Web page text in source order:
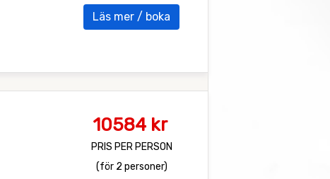
Läs mer / boka
10584 kr
PRIS PER PERSON
(för 2 personer)